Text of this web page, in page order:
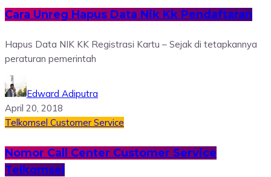
Cara Unreg Hapus Data Nik Kk Pendaftaran
Hapus Data NIK KK Registrasi Kartu – Sejak di tetapkannya
peraturan pemerintah
Edward Adiputra
April 20, 2018
Telkomsel Customer Service
Nomor Call Center Customer Service
Telkomsel